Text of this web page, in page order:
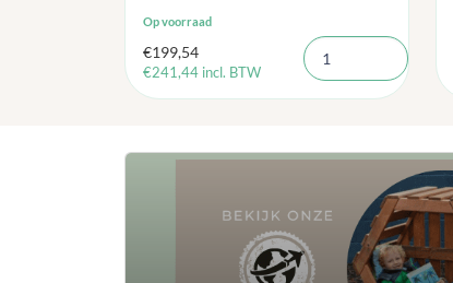
Op voorraad
€199,54
€241,44 incl. BTW